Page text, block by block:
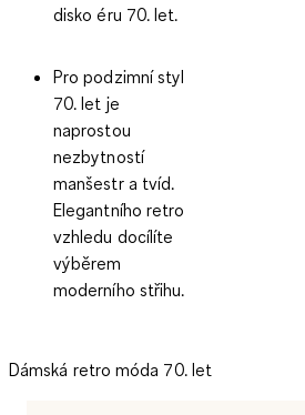
disko éru 70. let.
Pro podzimní styl
70. let je
naprostou
nezbytností
manšestr a tvíd.
Elegantního retro
vzhledu docílíte
výběrem
moderního střihu.
Dámská retro móda 70. let